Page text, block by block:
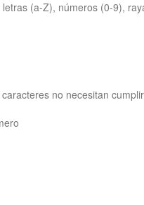
(a-Z), números (0-9),
no necesitan